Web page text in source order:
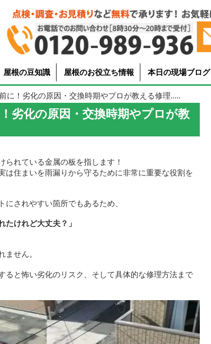
屋根の豆知識 屋根のお役立ち情報 本日の現場ブログ
に！劣化の原因・交換時期やプロが教える修理.....
劣化の原因・交換時期やプロが教
られている金属の板を指します！
は住まいを雨漏りから守るために非常に重要な役割を
にされやすい箇所でもあるため、
たけれど大丈夫？」
ません。
ると怖い劣化のリスク、そして具体的な修理方法まで